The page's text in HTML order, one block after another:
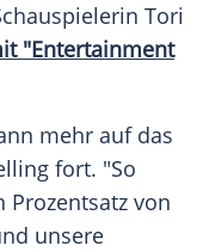
Tori
"Entertainment
mehr auf das
fort. "So
Prozentsatz von
unsere